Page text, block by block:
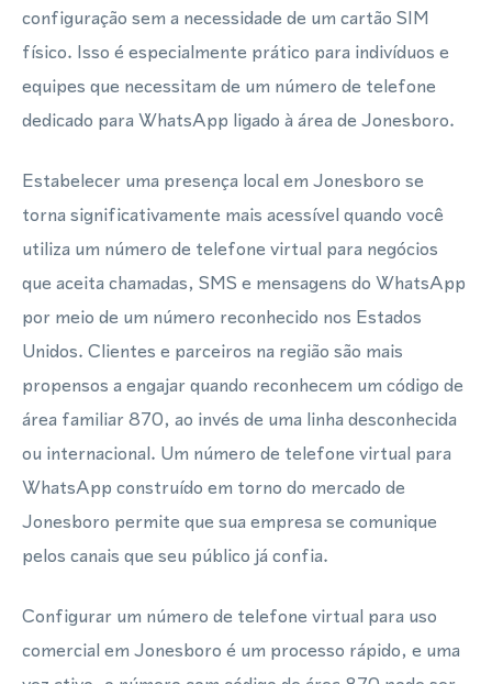
configuração sem a necessidade de um cartão SIM
físico. Isso é especialmente prático para indivíduos e
equipes que necessitam de um número de telefone
dedicado para WhatsApp ligado à área de Jonesboro.
Estabelecer uma presença local em Jonesboro se
torna significativamente mais acessível quando você
utiliza um número de telefone virtual para negócios
que aceita chamadas, SMS e mensagens do WhatsApp
por meio de um número reconhecido nos Estados
Unidos. Clientes e parceiros na região são mais
propensos a engajar quando reconhecem um código de
área familiar 870, ao invés de uma linha desconhecida
ou internacional. Um número de telefone virtual para
WhatsApp construído em torno do mercado de
Jonesboro permite que sua empresa se comunique
pelos canais que seu público já confia.
Configurar um número de telefone virtual para uso
comercial em Jonesboro é um processo rápido, e uma